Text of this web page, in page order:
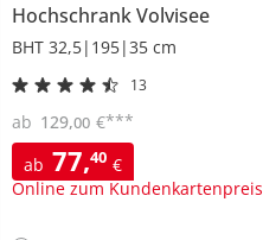
HochschrankVolvisee
BHT 32,5|195|35 cm
13
ab 77,40 €
Online zum Kundenkartenpreis
ab 129,00 €***